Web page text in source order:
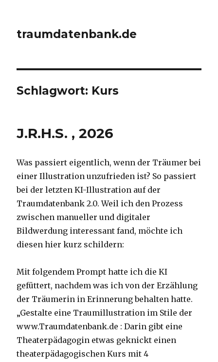
traumdatenbank.de
Schlagwort: Kurs
J.R.H.S. , 2026
Was passiert eigentlich, wenn der Träumer bei
einer Illustration unzufrieden ist? So passiert
bei der letzten KI-Illustration auf der
Traumdatenbank 2.0. Weil ich den Prozess
zwischen manueller und digitaler
Bildwerdung interessant fand, möchte ich
diesen hier kurz schildern:
Mit folgendem Prompt hatte ich die KI
gefüttert, nachdem was ich von der Erzählung
der Träumerin in Erinnerung behalten hatte.
„Gestalte eine Traumillustration im Stile der
www.Traumdatenbank.de : Darin gibt eine
Theaterpädagogin etwas geknickt einen
theaterpädagogischen Kurs mit 4